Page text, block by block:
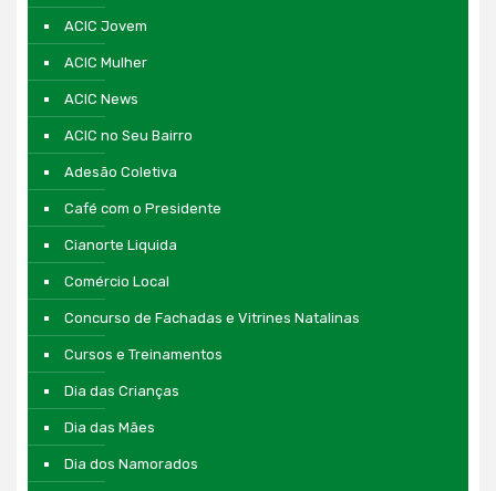
ACIC Jovem
ACIC Mulher
ACIC News
ACIC no Seu Bairro
Adesão Coletiva
Café com o Presidente
Cianorte Liquida
Comércio Local
Concurso de Fachadas e Vitrines Natalinas
Cursos e Treinamentos
Dia das Crianças
Dia das Mães
Dia dos Namorados